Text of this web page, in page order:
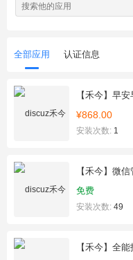
全部应用 认证信息
【禾今】早
¥868.00
安装次数: 1
【禾今】微信
免费
安装次数: 49
【禾今】全